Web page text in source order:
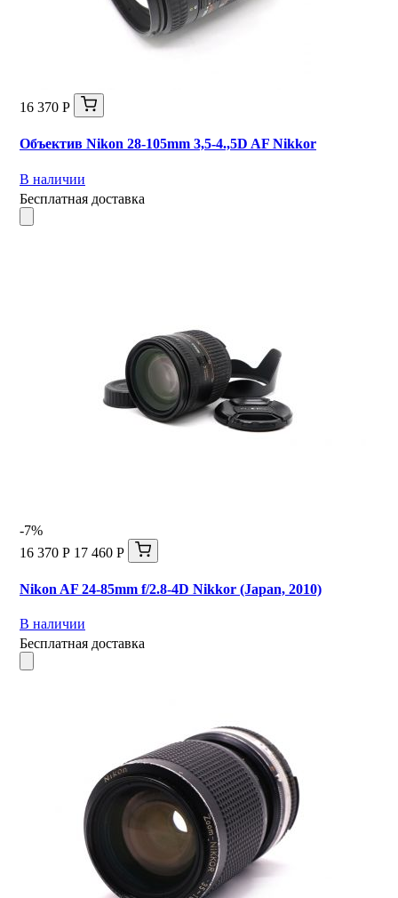
16 370 Р
Объектив Nikon 28-105mm 3,5-4.,5D AF Nikkor
В наличии
Бесплатная доставка
-7%
16 370 Р 17 460 Р
Nikon AF 24-85mm f/2.8-4D Nikkor (Japan, 2010)
В наличии
Бесплатная доставка